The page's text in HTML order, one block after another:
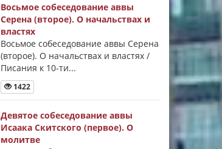
Восьмое собеседование аввы
Серена (второе). О начальствах и
властях
Восьмое собеседование аввы Серена
(второе). О начальствах и властях /
Писания к 10-ти...
1422
Девятое собеседование аввы
Исаака Скитского (первое). О
молитве